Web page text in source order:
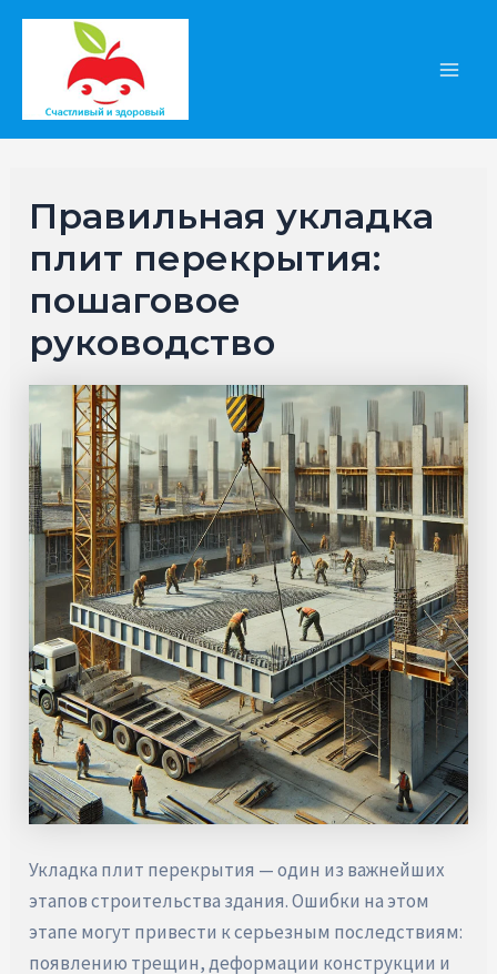
Перейти
содержимому
Правильная укладка
плит перекрытия:
пошаговое
руководство
Укладка плит перекрытия — один из важнейших
этапов строительства здания. Ошибки на этом
этапе могут привести к серьезным последствиям:
появлению трещин, деформации конструкции и